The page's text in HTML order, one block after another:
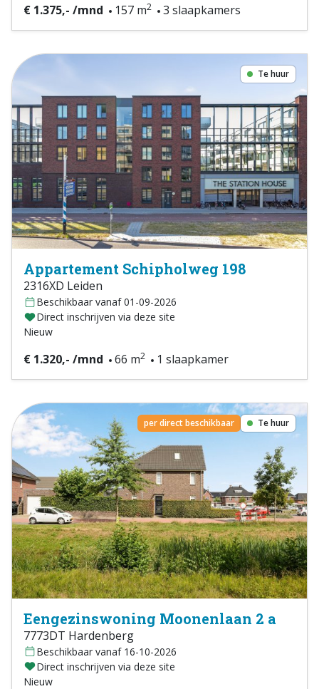
€ 1.375,- /mnd 157 m2 3 slaapkamers
Te huur
Appartement Schipholweg 198
2316XD Leiden
Beschikbaar vanaf 01-09-2026
Direct inschrijven via deze site
Nieuw
€ 1.320,- /mnd 66 m2 1 slaapkamer
per direct beschikbaar Te huur
Eengezinswoning Moonenlaan 2 a
7773DT Hardenberg
Beschikbaar vanaf 16-10-2026
Direct inschrijven via deze site
Nieuw